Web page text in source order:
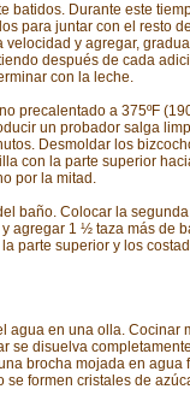
batidos. Durante este
para juntar con el resto
y agregar,
después de cada
con la leche.
precalentado a 375ºF
un probador salga
Desmoldar los
con la parte superior
por la mitad.
baño. Colocar la
agregar 1 ½ taza más de
parte superior y los
agua en una olla. Cocinar
se disuelva
brocha mojada en agua
formen cristales de